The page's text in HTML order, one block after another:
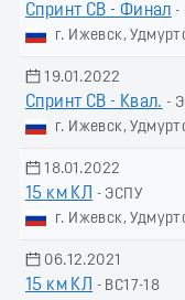
Спринт СВ - Финал -
г. Ижевск,
19.01.2022
Спринт СВ - Квал. -
г. Ижевск,
18.01.2022
15 км КЛ
- ЭСПУ
г. Ижевск,
06.12.2021
15 км КЛ
- ВС17-18